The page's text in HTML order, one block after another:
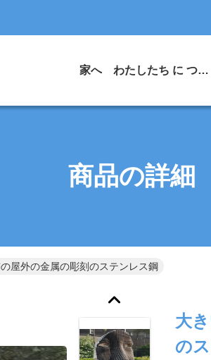
家へ わたしたち に つい て
商品の詳細
屋外の金属の彫刻のステンレス鋼
大
の